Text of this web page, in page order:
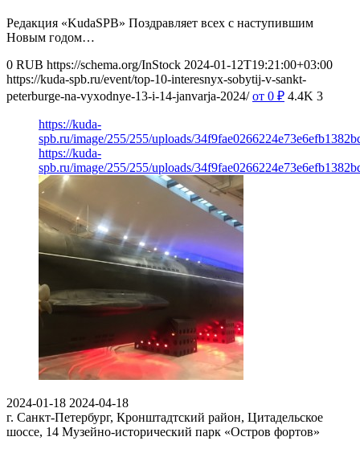
Редакция «KudaSPB» Поздравляет всех с наступившим
Новым годом…
0 RUB https://schema.org/InStock 2024-01-12T19:21:00+03:00
https://kuda-spb.ru/event/top-10-interesnyx-sobytij-v-sankt-
peterburge-na-vyxodnye-13-i-14-janvarja-2024/ от 0 ₽ 4.4K 3
https://kuda-
spb.ru/image/255/255/uploads/
https://kuda-
spb.ru/image/255/255/uploads/
2024-01-18 2024-04-18
г. Санкт-Петербург, Кронштадтский район, Цитадельское
шоссе, 14 Музейно-исторический парк «Остров фортов»